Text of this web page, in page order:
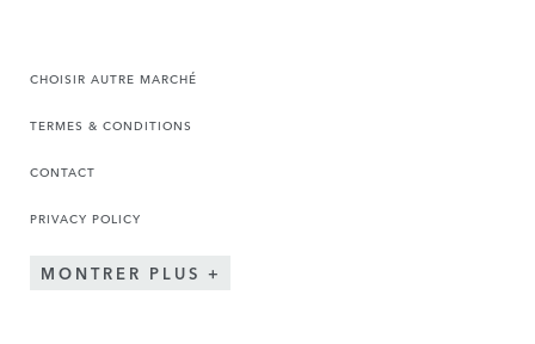
CHOISIR AUTRE MARCHÉ
TERMES & CONDITIONS
CONTACT
PRIVACY POLICY
MONTRER PLUS